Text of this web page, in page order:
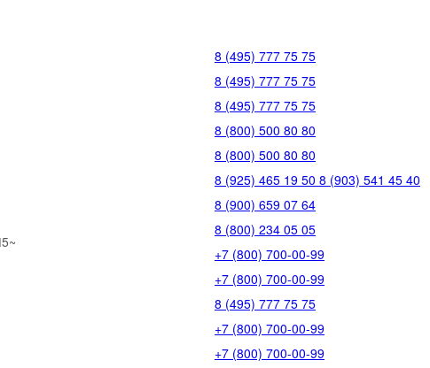
8 (495) 777 75 75
8 (495) 777 75 75
8 (495) 777 75 75
8 (800) 500 80 80
8 (800) 500 80 80
8 (925) 465 19 50 8 (903) 541 45 40
8 (900) 659 07 64
8 (800) 234 05 05
+7 (800) 700-00-99
+7 (800) 700-00-99
8 (495) 777 75 75
+7 (800) 700-00-99
+7 (800) 700-00-99